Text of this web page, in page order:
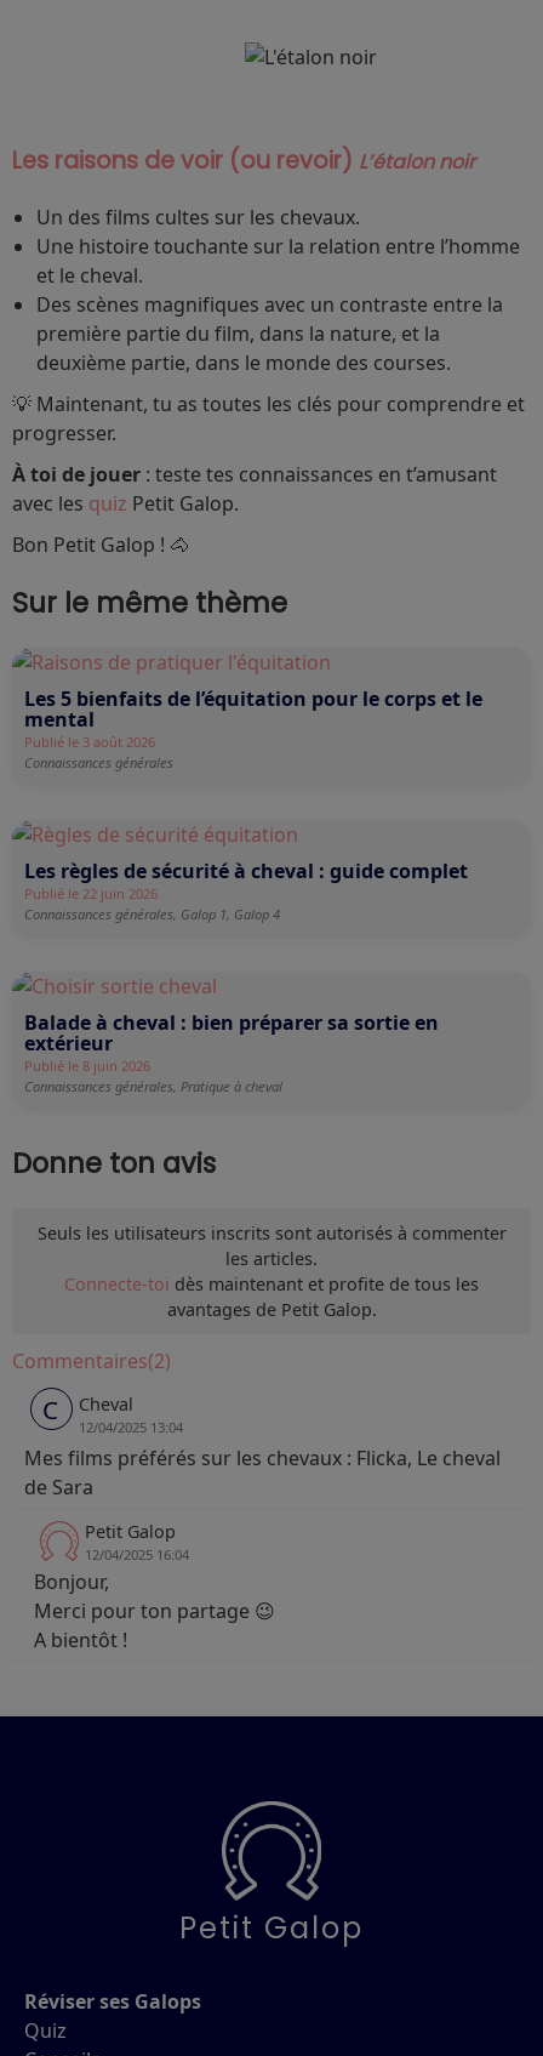
Les raisons de voir (ou revoir) L’étalon noir
Un des films cultes sur les chevaux.
Une histoire touchante sur la relation entre l’homme
et le cheval.
Des scènes magnifiques avec un contraste entre la
première partie du film, dans la nature, et la
deuxième partie, dans le monde des courses.
💡 Maintenant, tu as toutes les clés pour comprendre et
progresser.
À toi de jouer : teste tes connaissances en t’amusant
avec les quiz Petit Galop.
Bon Petit Galop ! 🐴
Sur le même thème
Les 5 bienfaits de l’équitation pour le corps et le
mental
Publié le 3 août 2026
Connaissances générales
Les règles de sécurité à cheval : guide complet
Publié le 22 juin 2026
Connaissances générales, Galop 1, Galop 4
Balade à cheval : bien préparer sa sortie en
extérieur
Publié le 8 juin 2026
Connaissances générales, Pratique à cheval
Donne ton avis
Seuls les utilisateurs inscrits sont autorisés à commenter
les articles.
Connecte-toi dès maintenant et profite de tous les
avantages de Petit Galop.
Commentaires(2)
C Cheval
12/04/2025 13:04
Mes films préférés sur les chevaux : Flicka, Le cheval
de Sara
Petit Galop
12/04/2025 16:04
Bonjour,
Merci pour ton partage 😉
A bientôt !
Petit Galop
Réviser ses Galops
Quiz